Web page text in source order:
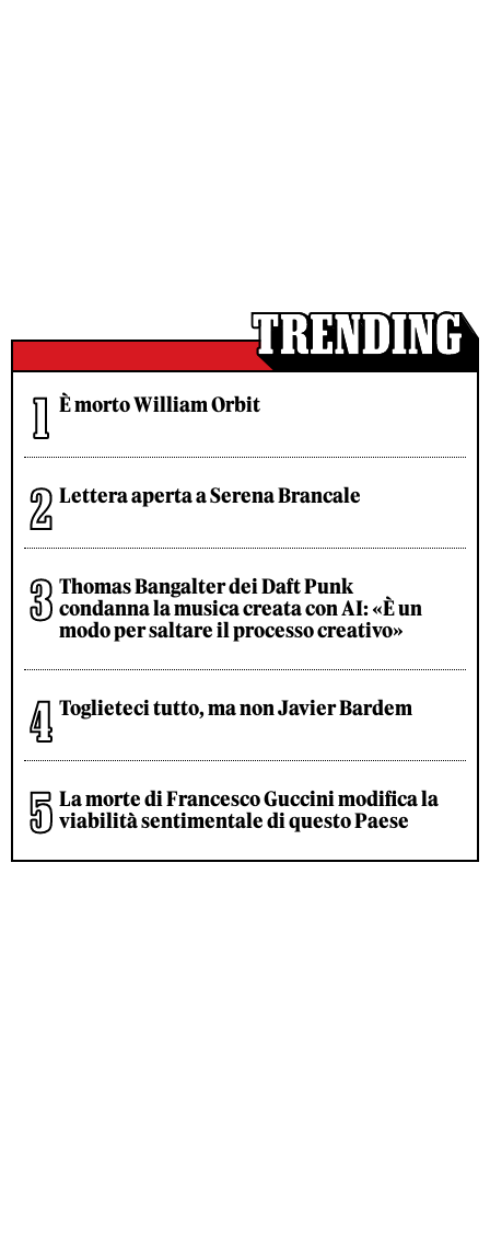
È morto William Orbit
Lettera aperta a Serena Brancale
Thomas Bangalter dei Daft Punk
condanna la musica creata con AI: «È un
modo per saltare il processo creativo»
Toglieteci tutto, ma non Javier Bardem
La morte di Francesco Guccini modifica la
viabilità sentimentale di questo Paese